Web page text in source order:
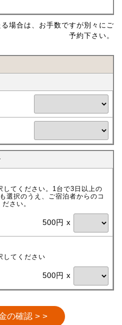
場合は、お手数ですが別々にご
予約下さい。
てください。1台で3日以上の
選択のうえ、ご宿泊者からのコ
さい。
500円 x
してください
500円 x
の確認 > >